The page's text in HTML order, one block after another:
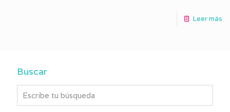
Leer más
Buscar